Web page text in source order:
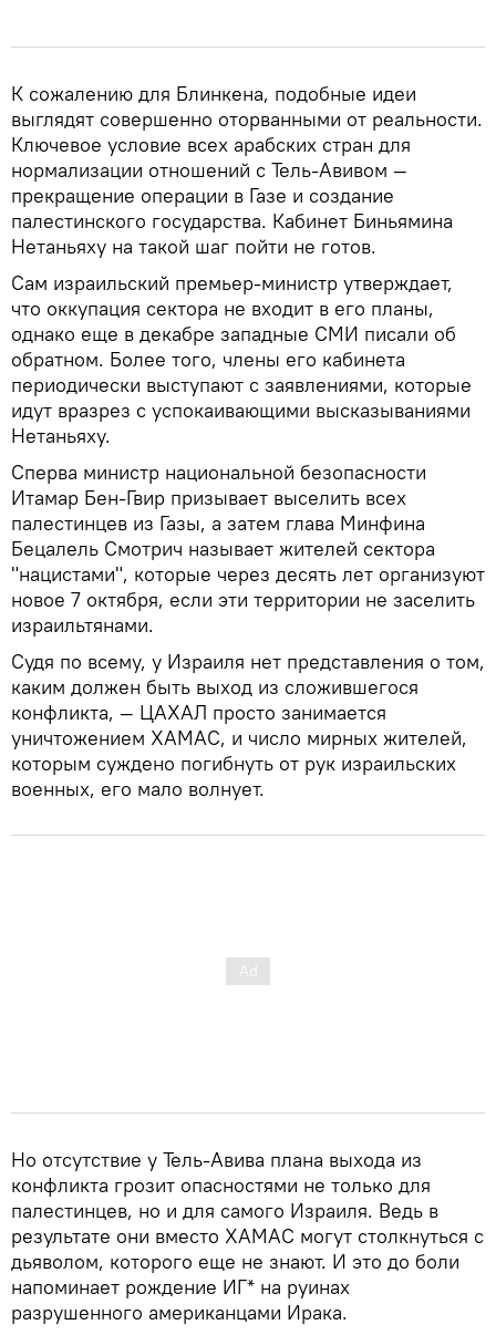
К сожалению для Блинкена, подобные идеи
выглядят совершенно оторванными от реальности.
Ключевое условие всех арабских стран для
нормализации отношений с Тель-Авивом —
прекращение операции в Газе и создание
палестинского государства. Кабинет Биньямина
Нетаньяху на такой шаг пойти не готов.
Сам израильский премьер-министр утверждает,
что оккупация сектора не входит в его планы,
однако еще в декабре западные СМИ писали об
обратном. Более того, члены его кабинета
периодически выступают с заявлениями, которые
идут вразрез с успокаивающими высказываниями
Нетаньяху.
Сперва министр национальной безопасности
Итамар Бен-Гвир призывает выселить всех
палестинцев из Газы, а затем глава Минфина
Бецалель Смотрич называет жителей сектора
"нацистами", которые через десять лет организуют
новое 7 октября, если эти территории не заселить
израильтянами.
Судя по всему, у Израиля нет представления о том,
каким должен быть выход из сложившегося
конфликта, — ЦАХАЛ просто занимается
уничтожением ХАМАС, и число мирных жителей,
которым суждено погибнуть от рук израильских
военных, его мало волнует.
Но отсутствие у Тель-Авива плана выхода из
конфликта грозит опасностями не только для
палестинцев, но и для самого Израиля. Ведь в
результате они вместо ХАМАС могут столкнуться с
дьяволом, которого еще не знают. И это до боли
напоминает рождение ИГ* на руинах
разрушенного американцами Ирака.